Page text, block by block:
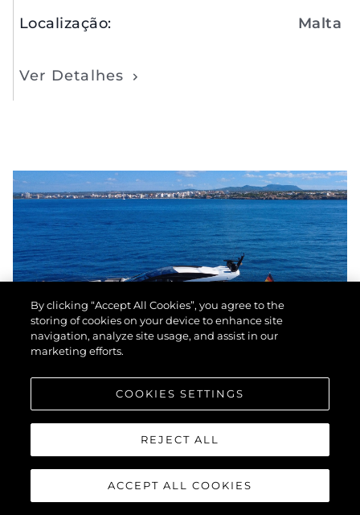
Localização: Malta
Ver Detalhes
SUNSEEKER PREDATOR 74
XPS
By clicking “Accept All Cookies”, you agree to the
storing of cookies on your device to enhance site
navigation, analyze site usage, and assist in our
marketing efforts.
COOKIES SETTINGS
REJECT ALL
ACCEPT ALL COOKIES